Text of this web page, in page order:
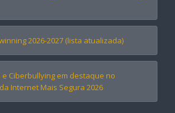
2026-2027 (lista atualizada)
Ciberbullying em destaque no
Internet Mais Segura 2026